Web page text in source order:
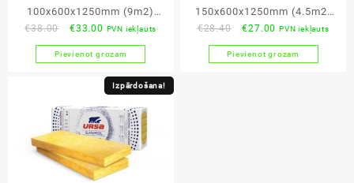
100x600x1250mm (9m2)
URSA PROFILO 39
€38.00
Original
price
was:
€38.00.
€33.00 Current
price
is:
€33.00.
PVN iekļauts
Pievienot grozam
150x600x1250mm (4.5m2)
URSA PROFILO 39
€28.40
Original
price
was:
€27.00 Current
price
is:
PVN iekļauts
Pievienot grozam
Izpārdošana!